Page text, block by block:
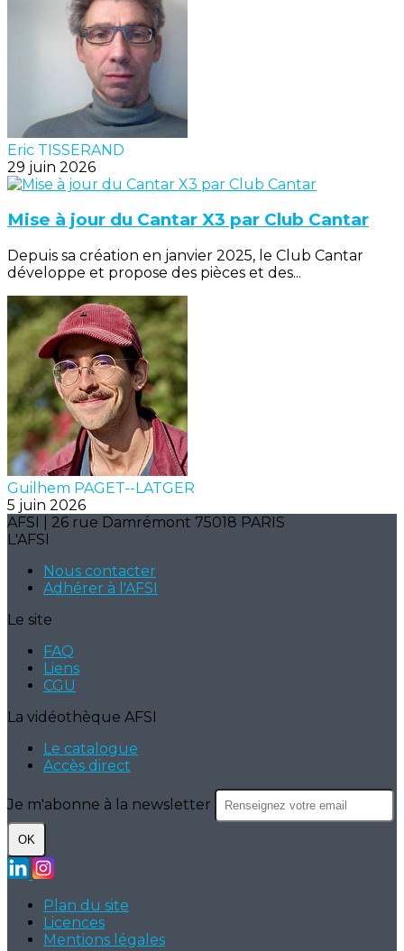
Eric TISSERAND
29 juin 2026
Mise à jour du Cantar X3 par Club Cantar
Depuis sa création en janvier 2025, le Club Cantar
développe et propose des pièces et des...
Guilhem PAGET--LATGER
5 juin 2026
AFSI | 26 rue Damrémont 75018 PARIS
L'AFSI
Nous contacter
Adhérer à l'AFSI
Le site
FAQ
Liens
CGU
La vidéothèque AFSI
Le catalogue
Accès direct
Je m'abonne à la newsletter
OK
Plan du site
Licences
Mentions légales